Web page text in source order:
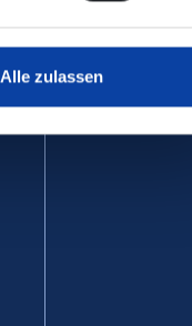
Alle zulassen